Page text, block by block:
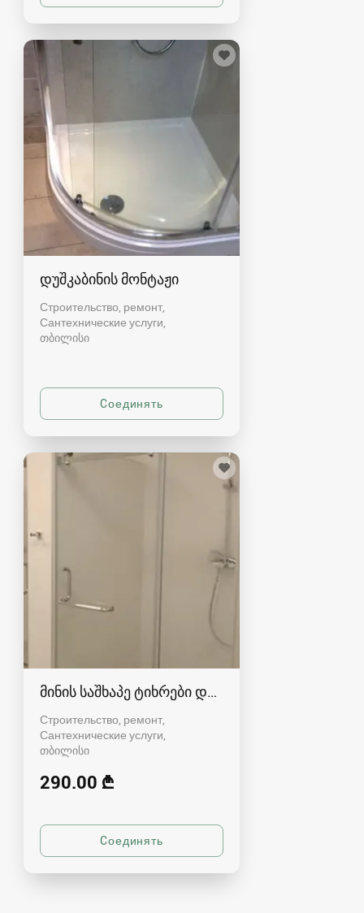
დუშკაბინის მონტაჟი
Строительство, ремонт,
Сантехнические услуги
თბილისი
მინის საშხაპე ტიხრები და კაბინები
Строительство, ремонт,
Сантехнические услуги
თბილისი
290.00 ₾